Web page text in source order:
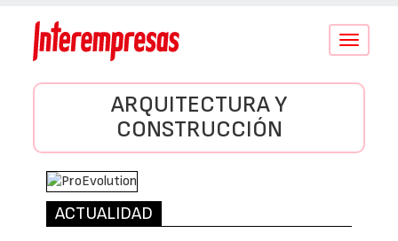
Conmutar
ARQUITECTURA Y
CONSTRUCCIÓN
ACTUALIDAD